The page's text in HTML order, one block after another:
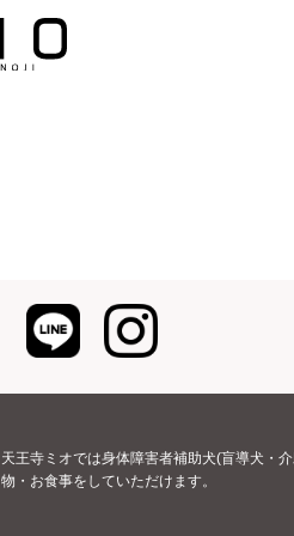
天王寺ミオでは身体障害者補助犬(盲導犬・
物・お食事をしていただけます。